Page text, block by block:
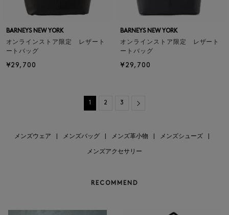
BARNEYS NEW YORK
オンラインストア限定 レザート
ートバッグ
¥29,700
BARNEYS NEW YORK
オンラインストア限定 レザート
ートバッグ
¥29,700
1 2 3
メンズウェア メンズバッグ メンズ革小物 メンズシューズ
メンズアクセサリー
RECOMMEND